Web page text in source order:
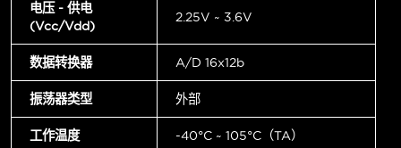
电压 - 供电
(Vcc/Vdd)
2.25V ~ 3.6V
数据转换器 A/D 16x12b
振荡器类型 外部
工作温度 -40°C ~ 105°C（TA）